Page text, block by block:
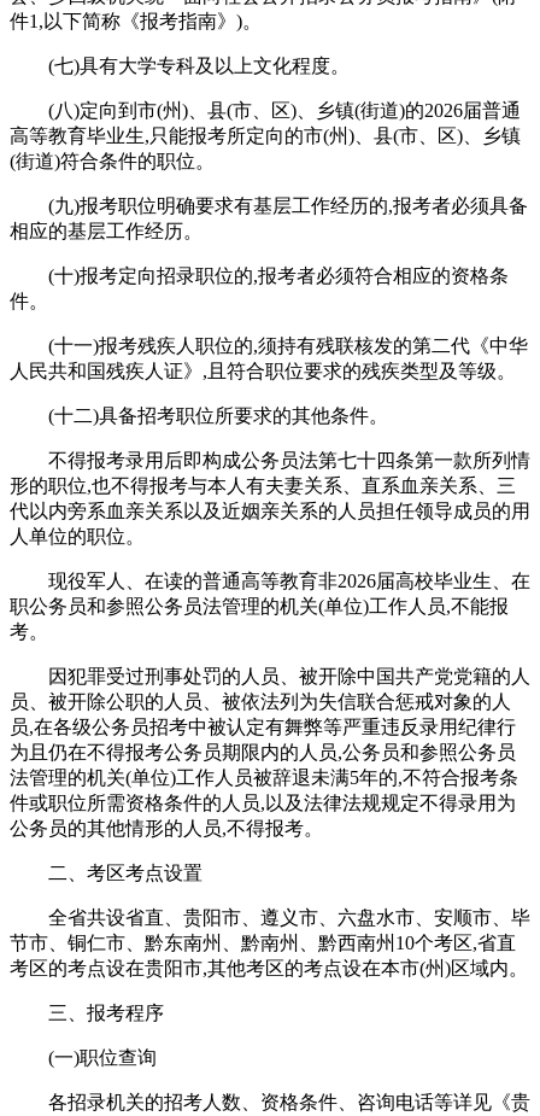
件1,以下简称《报考指南》)。
(七)具有大学专科及以上文化程度。
(八)定向到市(州)、县(市、区)、乡镇(街道)的2026届普通
高等教育毕业生,只能报考所定向的市(州)、县(市、区)、乡镇
(街道)符合条件的职位。
(九)报考职位明确要求有基层工作经历的,报考者必须具备
相应的基层工作经历。
(十)报考定向招录职位的,报考者必须符合相应的资格条
件。
(十一)报考残疾人职位的,须持有残联核发的第二代《中华
人民共和国残疾人证》,且符合职位要求的残疾类型及等级。
(十二)具备招考职位所要求的其他条件。
不得报考录用后即构成公务员法第七十四条第一款所列情
形的职位,也不得报考与本人有夫妻关系、直系血亲关系、三
代以内旁系血亲关系以及近姻亲关系的人员担任领导成员的用
人单位的职位。
现役军人、在读的普通高等教育非2026届高校毕业生、在
职公务员和参照公务员法管理的机关(单位)工作人员,不能报
考。
因犯罪受过刑事处罚的人员、被开除中国共产党党籍的人
员、被开除公职的人员、被依法列为失信联合惩戒对象的人
员,在各级公务员招考中被认定有舞弊等严重违反录用纪律行
为且仍在不得报考公务员期限内的人员,公务员和参照公务员
法管理的机关(单位)工作人员被辞退未满5年的,不符合报考条
件或职位所需资格条件的人员,以及法律法规规定不得录用为
公务员的其他情形的人员,不得报考。
二、考区考点设置
全省共设省直、贵阳市、遵义市、六盘水市、安顺市、毕
节市、铜仁市、黔东南州、黔南州、黔西南州10个考区,省直
考区的考点设在贵阳市,其他考区的考点设在本市(州)区域内。
三、报考程序
(一)职位查询
各招录机关的招考人数、资格条件、咨询电话等详见《贵